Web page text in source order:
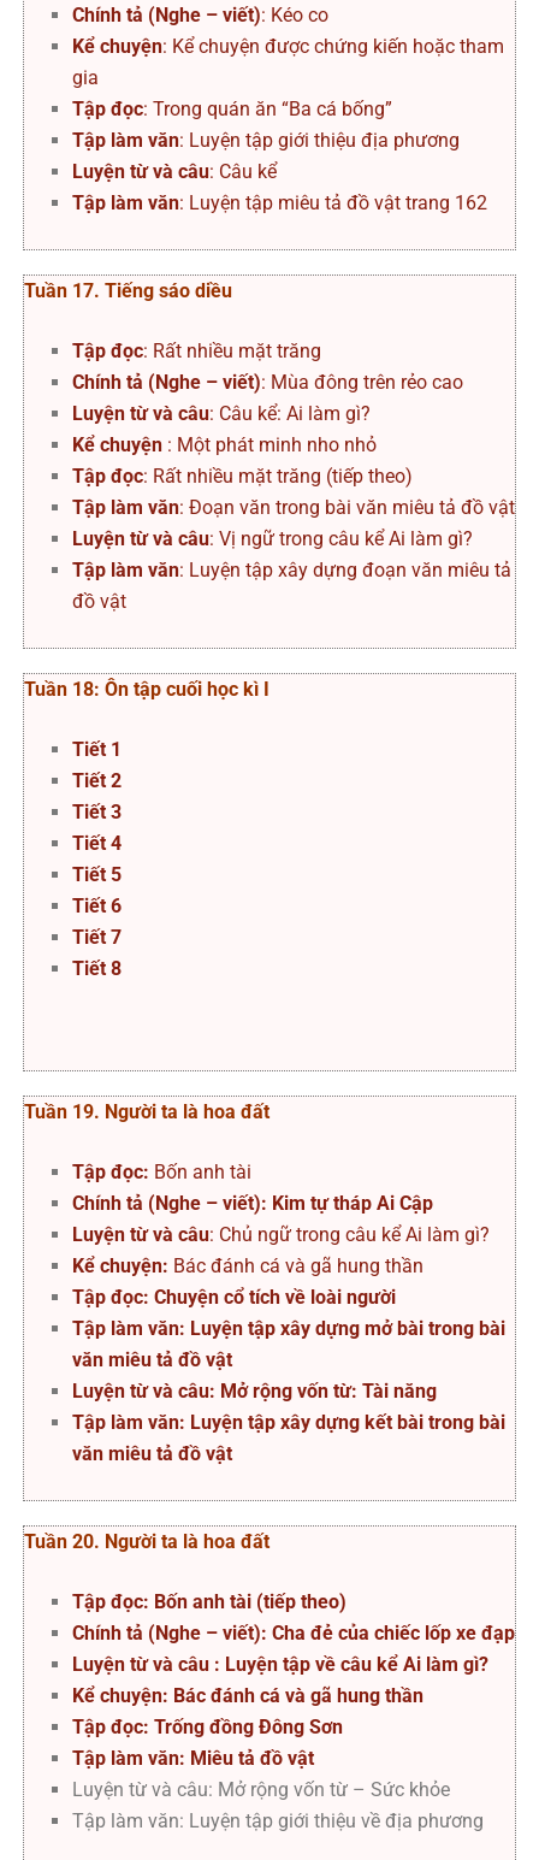
Chính tả (Nghe – viết): Kéo co
Kể chuyện: Kể chuyện được chứng kiến hoặc tham
gia
Tập đọc: Trong quán ăn “Ba cá bống”
Tập làm văn: Luyện tập giới thiệu địa phương
Luyện từ và câu: Câu kể
Tập làm văn: Luyện tập miêu tả đồ vật trang 162
Tuần 17. Tiếng sáo diều
Tập đọc: Rất nhiều mặt trăng
Chính tả (Nghe – viết): Mùa đông trên rẻo cao
Luyện từ và câu: Câu kể: Ai làm gì?
Kể chuyện: Một phát minh nho nhỏ
Tập đọc: Rất nhiều mặt trăng (tiếp theo)
Tập làm văn: Đoạn văn trong bài văn miêu tả đồ vật
Luyện từ và câu: Vị ngữ trong câu kể Ai làm gì?
Tập làm văn: Luyện tập xây dựng đoạn văn miêu tả
đồ vật
Tuần 18: Ôn tập cuối học kì I
Tiết 1
Tiết 2
Tiết 3
Tiết 4
Tiết 5
Tiết 6
Tiết 7
Tiết 8
Tuần 19. Người ta là hoa đất
Tập đọc: Bốn anh tài
Chính tả (Nghe – viết): Kim tự tháp Ai Cập
Luyện từ và câu: Chủ ngữ trong câu kể Ai làm gì?
Kể chuyện: Bác đánh cá và gã hung thần
Tập đọc: Chuyện cổ tích về loài người
Tập làm văn: Luyện tập xây dựng mở bài trong bài
văn miêu tả đồ vật
Luyện từ và câu: Mở rộng vốn từ: Tài năng
Tập làm văn: Luyện tập xây dựng kết bài trong bài
văn miêu tả đồ vật
Tuần 20. Người ta là hoa đất
Tập đọc: Bốn anh tài (tiếp theo)
Chính tả (Nghe – viết): Cha đẻ của chiếc lốp xe đạp
Luyện từ và câu : Luyện tập về câu kể Ai làm gì?
Kể chuyện: Bác đánh cá và gã hung thần
Tập đọc: Trống đồng Đông Sơn
Tập làm văn: Miêu tả đồ vật
Luyện từ và câu: Mở rộng vốn từ – Sức khỏe
Tập làm văn: Luyện tập giới thiệu về địa phương